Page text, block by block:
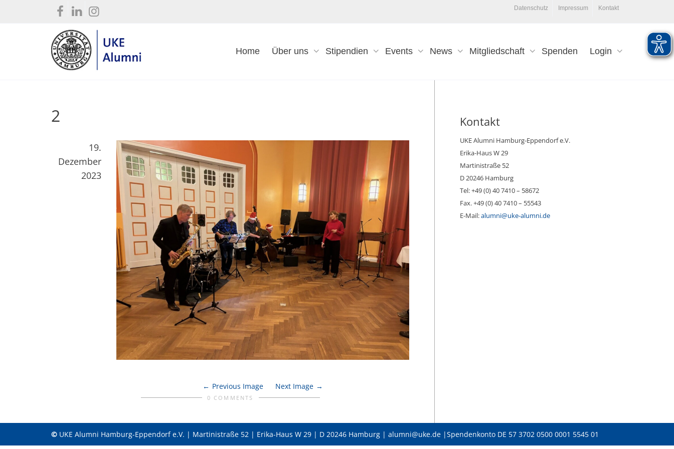
Datenschutz Impressum Kontakt
Home Über uns Stipendien Events News Mitgliedschaft Spenden Login
2
19.
Dezember
2023
Previous Image Next Image
0 COMMENTS
Kontakt
UKE Alumni Hamburg-Eppendorf e.V.
Erika-Haus W 29
Martinistraße 52
D 20246 Hamburg
Tel: +49 (0) 40 7410 – 58672
Fax. +49 (0) 40 7410 – 55543
E-Mail:alumni@uke-alumni.de
© UKE Alumni Hamburg-Eppendorf e.V. | Martinistraße 52 | Erika-Haus W 29 | D 20246 Hamburg | alumni@uke.de |Spendenkonto DE 57 3702 0500 0001 5545 01